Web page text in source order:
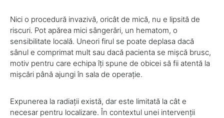
Nici o procedură invazivă, oricât de mică, nu e lipsită de
riscuri. Pot apărea mici sângerări, un hematom, o
sensibilitate locală. Uneori firul se poate deplasa dacă
sânul e comprimat mult sau dacă pacienta se mișcă brusc,
motiv pentru care echipa îți spune de obicei să fii atentă la
mișcări până ajungi în sala de operație.
Expunerea la radiații există, dar este limitată la cât e
necesar pentru localizare. În contextul unei intervenții